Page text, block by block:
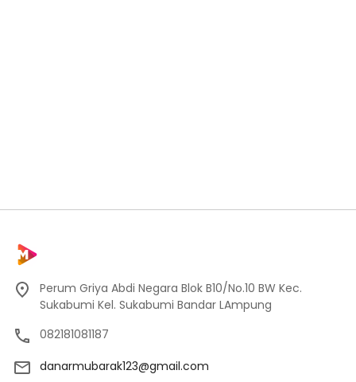
Perum Griya Abdi Negara Blok B10/No.10 BW Kec.
Sukabumi Kel. Sukabumi Bandar LAmpung
082181081187
danarmubarak123@gmail.com